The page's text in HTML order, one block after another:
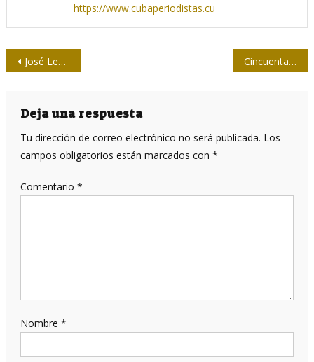
https://www.cubaperiodistas.cu
Navegación
entradas
José Lezama Lima y su impronta en principales medios de prensa Cincuenta años de un joven mambí
Deja una respuesta
Tu dirección de correo electrónico no será publicada. Los
campos obligatorios están marcados con *
Comentario *
Nombre *